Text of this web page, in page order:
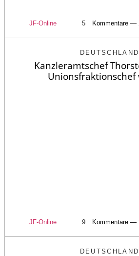
JF-Online 5 Kommentare —
DEUTSCHLAND
Kanzleramtschef
Unionsfraktionschef
JF-Online 9 Kommentare —
DEUTSCHLAND